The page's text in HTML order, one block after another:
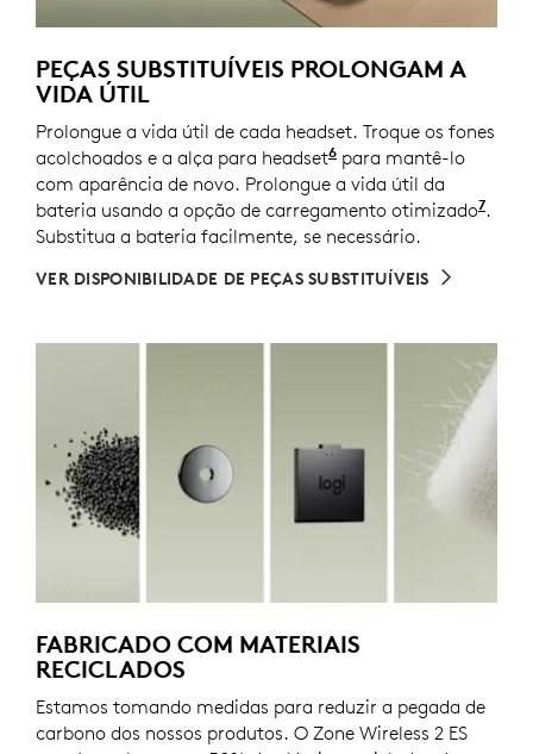
PEÇAS SUBSTITUÍVEIS PROLONGAM A
VIDA ÚTIL
Prolongue a vida útil de cada headset. Troque os fones
acolchoados e a alça para headset6 Talvez as peças de
para mantê-lo
com aparência de novo. Prolongue a vida útil da
bateria usando a opção de carregamento otimizado7.
Substitua a bateria facilmente, se necessário.
VER DISPONIBILIDADE DE PEÇAS SUBSTITUÍVEIS
FABRICADO COM MATERIAIS
RECICLADOS
Estamos tomando medidas para reduzir a pegada de
carbono dos nossos produtos. O Zone Wireless 2 ES